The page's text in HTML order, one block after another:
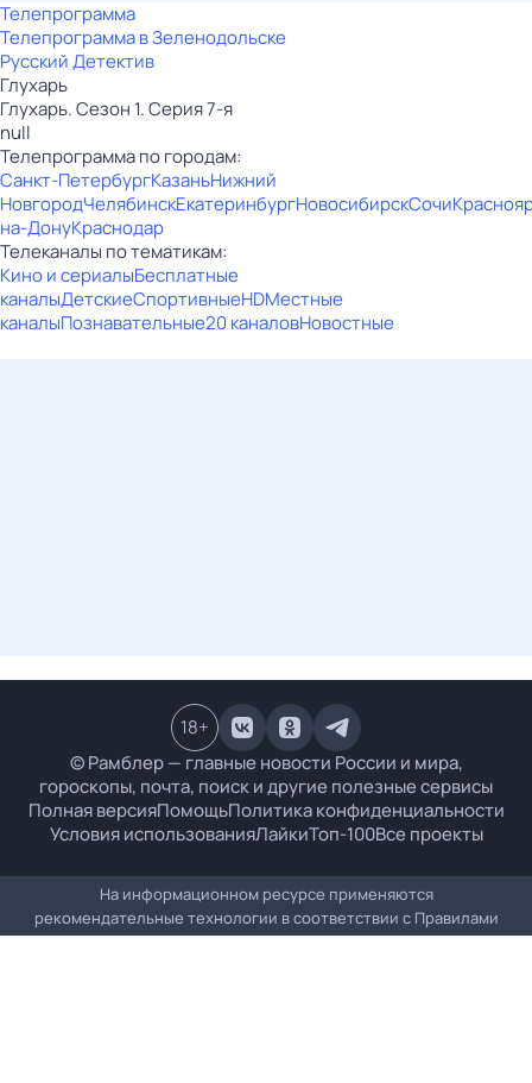
Телепрограмма
Телепрограмма в Зеленодольске
Русский Детектив
Глухарь
Глухарь. Сезон 1. Серия 7-я
null
Телепрограмма по городам:
Санкт-ПетербургКазаньНижний
НовгородЧелябинскЕкатеринбургНовосибирскСочи
на-ДонуКраснодар
Телеканалы по тематикам:
Кино и сериалыБесплатные
каналыДетскиеСпортивныеHDМестные
каналыПознавательные20 каналовНовостные
© Рамблер — главные новости России и мира,
гороскопы, почта, поиск и другие полезные сервисы
Полная версияПомощьПолитика конфиденциальности
Условия использованияЛайкиТоп-100Все проекты
18+
На информационном ресурсе применяются
рекомендательные технологии в соответствии с Правилами